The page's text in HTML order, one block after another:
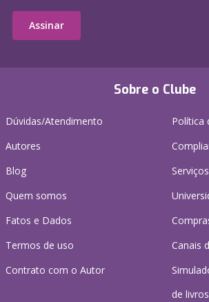
Sobre o Clube
Dúvidas/Atendimento
Autores
Blog
Quem somos
Fatos e Dados
Termos de uso
Contrato com o Autor
Política
Canais
de livros
Assinar